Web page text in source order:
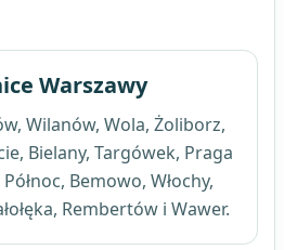
Warszawy
Wilanów, Wola, Żoliborz,
Bielany, Targówek, Praga
Bemowo, Włochy,
Rembertów i Wawer.